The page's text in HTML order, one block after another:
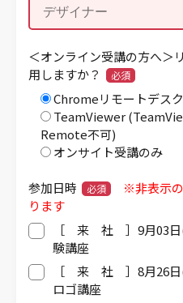
＜オンライン受講の方へ＞
用しますか？
必須
Chromeリモートデス
TeamViewer
Remote不可)
オンサイト受講のみ
参加日時 必須
※非表示
ります
［ 来 社 ］9月03日(
験講座
［ 来 社 ］8月26日(
ロゴ講座